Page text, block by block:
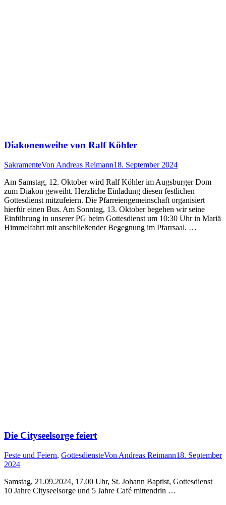
Diakonenweihe von Ralf Köhler
SakramenteVon Andreas Reimann18. September 2024
Am Samstag, 12. Oktober wird Ralf Köhler im Augsburger Dom
zum Diakon geweiht. Herzliche Einladung diesen festlichen
Gottesdienst mitzufeiern. Die Pfarreiengemeinschaft organisiert
hierfür einen Bus. Am Sonntag, 13. Oktober begehen wir seine
Einführung in unserer PG beim Gottesdienst um 10:30 Uhr in Mariä
Himmelfahrt mit anschließender Begegnung im Pfarrsaal. …
Die Cityseelsorge feiert
Feste und Feiern, GottesdiensteVon Andreas Reimann18. September
2024
Samstag, 21.09.2024, 17.00 Uhr, St. Johann Baptist, Gottesdienst
10 Jahre Cityseelsorge und 5 Jahre Café mittendrin …